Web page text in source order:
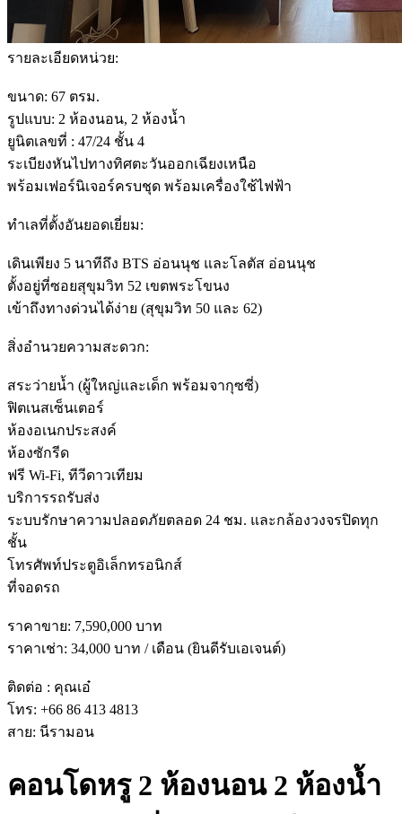
รายละเอียดหน่วย:
ขนาด: 67 ตรม.
รูปแบบ: 2 ห้องนอน, 2 ห้องน้ำ
ยูนิตเลขที่ : 47/24 ชั้น 4
ระเบียงหันไปทางทิศตะวันออกเฉียงเหนือ
พร้อมเฟอร์นิเจอร์ครบชุด พร้อมเครื่องใช้ไฟฟ้า
ทำเลที่ตั้งอันยอดเยี่ยม:
เดินเพียง 5 นาทีถึง BTS อ่อนนุช และโลตัส อ่อนนุช
ตั้งอยู่ที่ซอยสุขุมวิท 52 เขตพระโขนง
เข้าถึงทางด่วนได้ง่าย (สุขุมวิท 50 และ 62)
สิ่งอำนวยความสะดวก:
สระว่ายน้ำ (ผู้ใหญ่และเด็ก พร้อมจากุซซี่)
ฟิตเนสเซ็นเตอร์
ห้องอเนกประสงค์
ห้องซักรีด
ฟรี Wi-Fi, ทีวีดาวเทียม
บริการรถรับส่ง
ระบบรักษาความปลอดภัยตลอด 24 ชม. และกล้องวงจรปิดทุก
ชั้น
โทรศัพท์ประตูอิเล็กทรอนิกส์
ที่จอดรถ
ราคาขาย: 7,590,000 บาท
ราคาเช่า: 34,000 บาท / เดือน (ยินดีรับเอเจนต์)
ติดต่อ : คุณเอ๋
โทร: +66 86 413 4813
สาย: นีรามอน
คอนโดหรู 2 ห้องนอน 2 ห้องน้ำ